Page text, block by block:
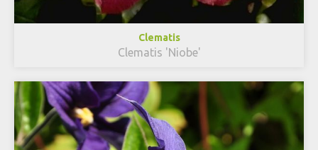
Clematis
Clematis 'Niobe'